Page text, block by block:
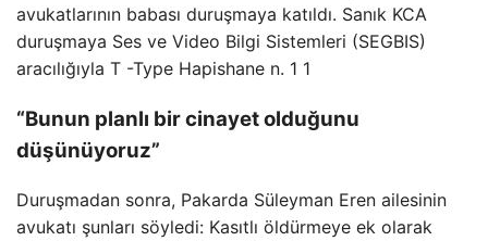
avukatlarının babası duruşmaya katıldı. Sanık KCA
duruşmaya Ses ve Video Bilgi Sistemleri (SEGBIS)
aracılığıyla T -Type Hapishane n. 1 1
“Bunun planlı bir cinayet olduğunu
düşünüyoruz”
Duruşmadan sonra, Pakarda Süleyman Eren ailesinin
avukatı şunları söyledi: Kasıtlı öldürmeye ek olarak